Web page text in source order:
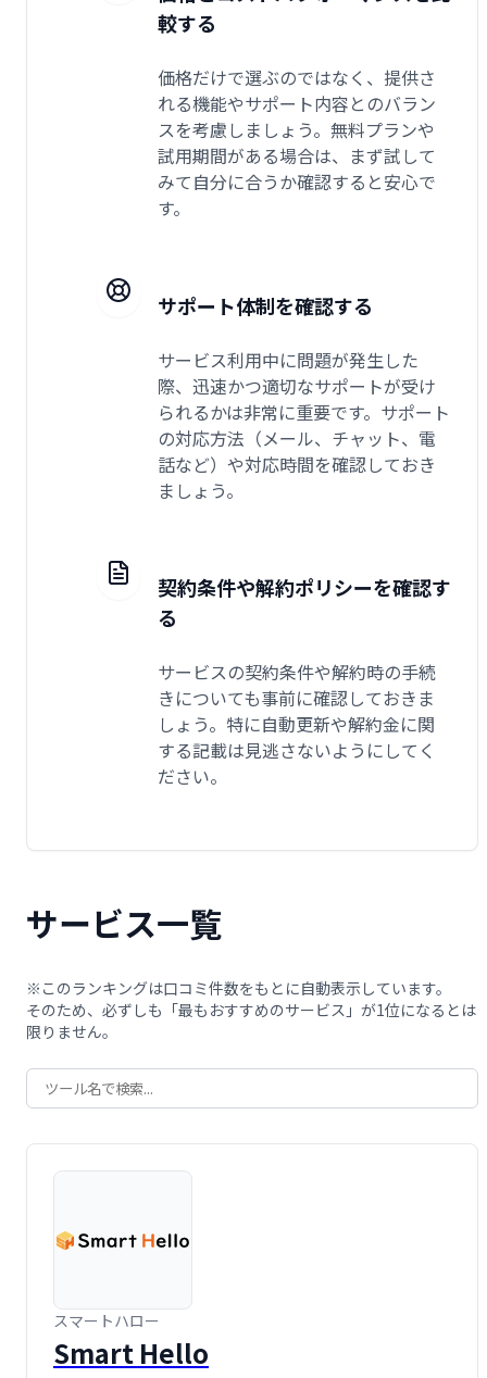
較する
価格だけで選ぶのではなく、提供さ
れる機能やサポート内容とのバラン
スを考慮しましょう。無料プランや
試用期間がある場合は、まず試して
みて自分に合うか確認すると安心で
す。
サポート体制を確認する
サービス利用中に問題が発生した
際、迅速かつ適切なサポートが受け
られるかは非常に重要です。サポート
の対応方法（メール、チャット、電
話など）や対応時間を確認しておき
ましょう。
契約条件や解約ポリシーを確認す
る
サービスの契約条件や解約時の手続
きについても事前に確認しておきま
しょう。特に自動更新や解約金に関
する記載は見逃さないようにしてく
ださい。
サービス一覧
※このランキングは口コミ件数をもとに自動表示しています。
そのため、必ずしも「最もおすすめのサービス」が1位になるとは
限りません。
スマートハロー
Smart Hello